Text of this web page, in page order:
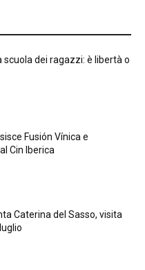
scuola dei ragazzi: è libertà o
Fusión Vínica e
Cin Iberica
Caterina del Sasso, visita